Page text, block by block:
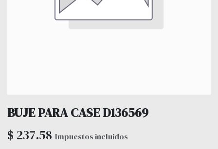
BUJE PARA CASE D136569
$ 237.58 Impuestos incluidos